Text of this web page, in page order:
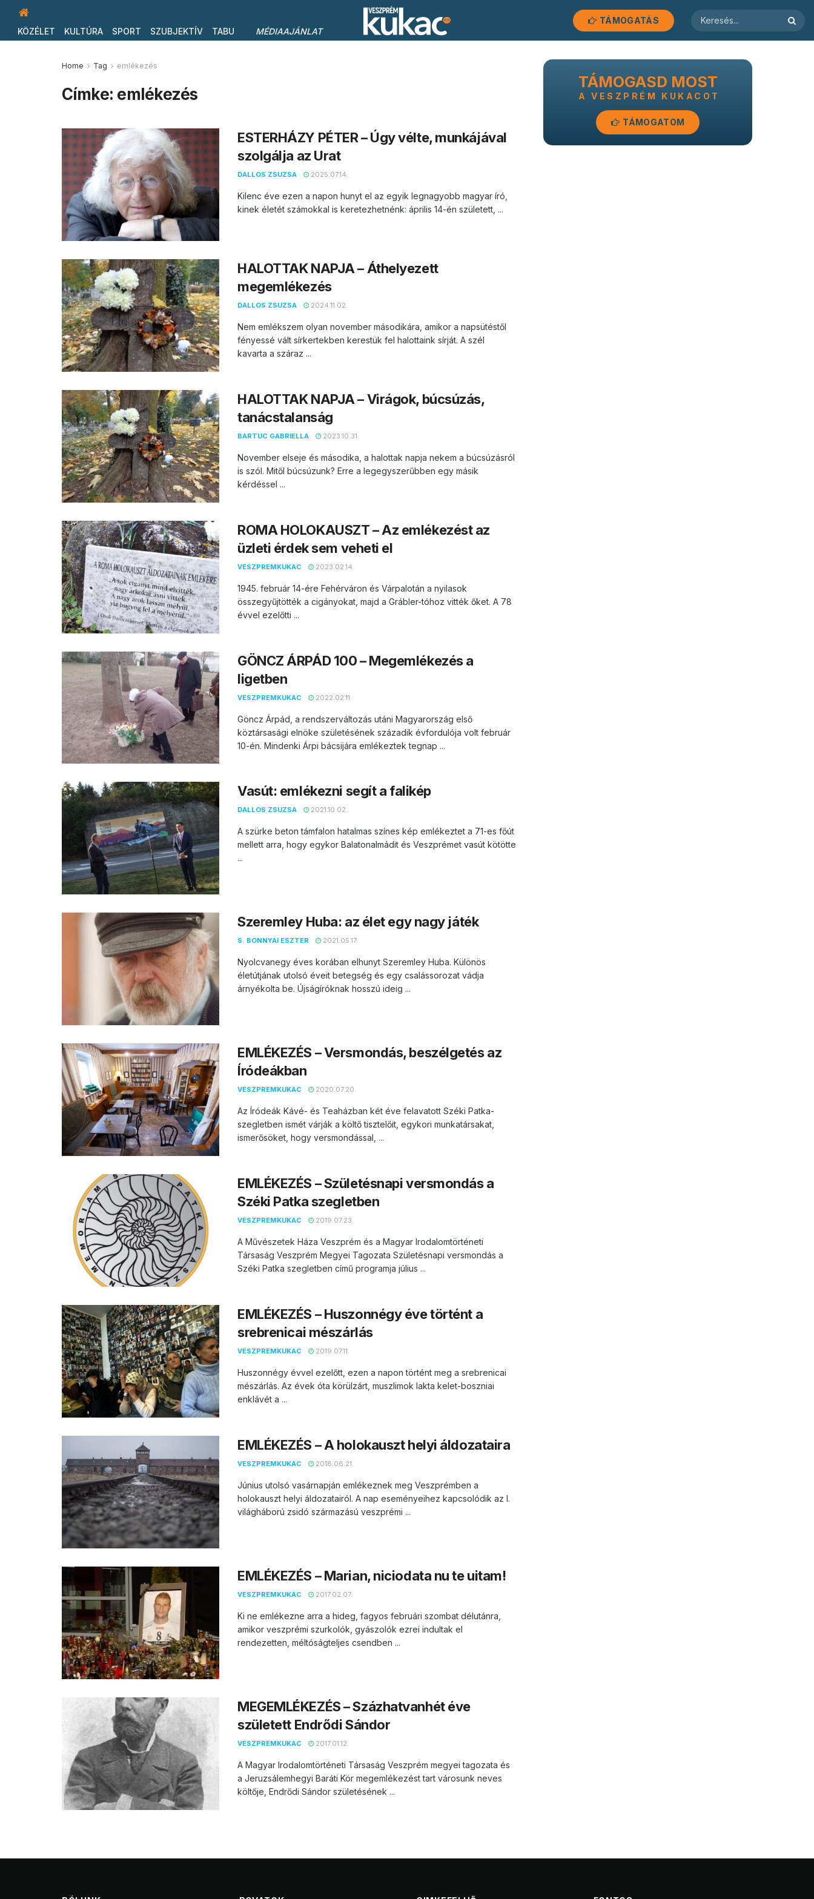
KÖZÉLET KULTÚRA SPORT SZUBJEKTÍV TABU MÉDIAAJÁNLAT
TÁMOGATÁS
Home Tag emlékezés
Címke: emlékezés
ESTERHÁZY PÉTER – Úgy vélte, munkájával
szolgálja az Urat
DALLOS ZSUZSA 2025.07.14.
Kilenc éve ezen a napon hunyt el az egyik legnagyobb magyar író,
kinek életét számokkal is keretezhetnénk: április 14-én született, ...
HALOTTAK NAPJA – Áthelyezett
megemlékezés
DALLOS ZSUZSA 2024.11.02.
Nem emlékszem olyan november másodikára, amikor a napsütéstől
fényessé vált sírkertekben kerestük fel halottaink sírját. A szél
kavarta a száraz ...
HALOTTAK NAPJA – Virágok, búcsúzás,
tanácstalanság
BARTUC GABRIELLA 2023.10.31.
November elseje és másodika, a halottak napja nekem a búcsúzásról
is szól. Mitől búcsúzunk? Erre a legegyszerűbben egy másik
kérdéssel ...
ROMA HOLOKAUSZT – Az emlékezést az
üzleti érdek sem veheti el
VESZPREMKUKAC 2023.02.14.
1945. február 14-ére Fehérváron és Várpalotán a nyilasok
összegyűjtötték a cigányokat, majd a Grábler-tóhoz vitték őket. A 78
évvel ezelőtti ...
GÖNCZ ÁRPÁD 100 – Megemlékezés a
ligetben
VESZPREMKUKAC 2022.02.11.
Göncz Árpád, a rendszerváltozás utáni Magyarország első
köztársasági elnöke születésének századik évfordulója volt február
10-én. Mindenki Árpi bácsijára emlékeztek tegnap ...
Vasút: emlékezni segít a falikép
DALLOS ZSUZSA 2021.10.02.
A szürke beton támfalon hatalmas színes kép emlékeztet a 71-es főút
mellett arra, hogy egykor Balatonalmádit és Veszprémet vasút kötötte
...
Szeremley Huba: az élet egy nagy játék
S. BONNYAI ESZTER 2021.05.17.
Nyolcvanegy éves korában elhunyt Szeremley Huba. Különös
életútjának utolsó éveit betegség és egy csalássorozat vádja
árnyékolta be. Újságíróknak hosszú ideig ...
EMLÉKEZÉS – Versmondás, beszélgetés az
Íródeákban
VESZPREMKUKAC 2020.07.20.
Az Íródeák Kávé- és Teaházban két éve felavatott Széki Patka-
szegletben ismét várják a költő tisztelőit, egykori munkatársakat,
ismerősöket, hogy versmondással, ...
EMLÉKEZÉS – Születésnapi versmondás a
Széki Patka szegletben
VESZPREMKUKAC 2019.07.23.
A Művészetek Háza Veszprém és a Magyar Irodalomtörténeti
Társaság Veszprém Megyei Tagozata Születésnapi versmondás a
Széki Patka szegletben című programja július ...
EMLÉKEZÉS – Huszonnégy éve történt a
srebrenicai mészárlás
VESZPREMKUKAC 2019.07.11.
Huszonnégy évvel ezelőtt, ezen a napon történt meg a srebrenicai
mészárlás. Az évek óta körülzárt, muszlimok lakta kelet-boszniai
enklávét a ...
EMLÉKEZÉS – A holokauszt helyi áldozataira
VESZPREMKUKAC 2018.06.21.
Június utolsó vasárnapján emlékeznek meg Veszprémben a
holokauszt helyi áldozatairól. A nap eseményeihez kapcsolódik az I.
világháború zsidó származású veszprémi ...
EMLÉKEZÉS – Marian, niciodata nu te uitam!
VESZPREMKUKAC 2017.02.07.
Ki ne emlékezne arra a hideg, fagyos februári szombat délutánra,
amikor veszprémi szurkolók, gyászolók ezrei indultak el
rendezetten, méltóságteljes csendben ...
MEGEMLÉKEZÉS – Százhatvanhét éve
született Endrődi Sándor
VESZPREMKUKAC 2017.01.12.
A Magyar Irodalomtörténeti Társaság Veszprém megyei tagozata és
a Jeruzsálemhegyi Baráti Kör megemlékezést tart városunk neves
költője, Endrődi Sándor születésének ...
TÁMOGASD MOST
A VESZPRÉM KUKACOT
TÁMOGATOM